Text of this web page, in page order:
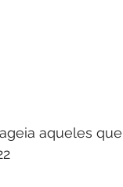
aqueles